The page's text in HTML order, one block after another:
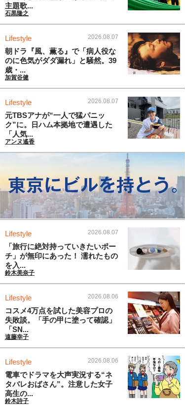
主題歌...
石黒隆之
Lifestyle 2026.08.07
朝ドラ『風、薫る』で「病人役な
のに色気がダダ漏れ」と騒然。39
歳・...
加賀谷健
Lifestyle 2026.08.07
元TBSアナが“一人で猛パニッ
ク”に。日ハム本拠地で遭遇した
「人気...
アンヌ遙香
Lifestyle 2026.08.07
「旅行に絶対持っていきたいポー
チ」が無印にあった！ 濡れたもの
を入...
鈴木美奈子
Lifestyle 2026.08.06
コスメ4万点を試した美容プロの
失敗談。「手の甲に塗って確認」
「SN...
遠藤幸子
Lifestyle 2026.08.06
電車でドラマを大声実況する“ネ
タバレおばさん”。注意した女子
高生の...
鈴木詩子